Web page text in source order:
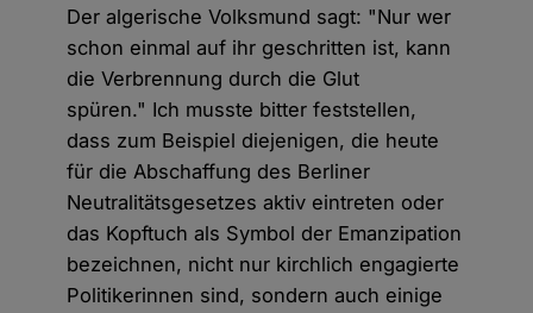
Der algerische Volksmund sagt: "Nur wer
schon einmal auf ihr geschritten ist, kann
die Verbrennung durch die Glut
spüren." Ich musste bitter feststellen,
dass zum Beispiel diejenigen, die heute
für die Abschaffung des Berliner
Neutralitätsgesetzes aktiv eintreten oder
das Kopftuch als Symbol der Emanzipation
bezeichnen, nicht nur kirchlich engagierte
Politikerinnen sind, sondern auch einige